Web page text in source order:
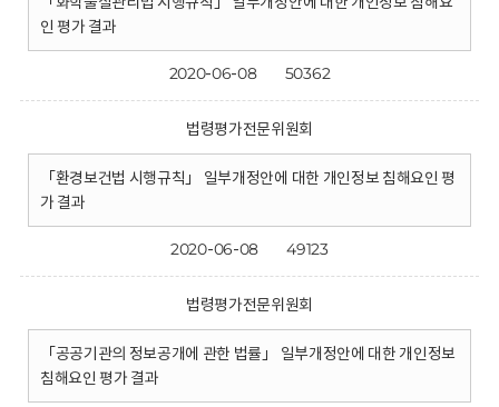
인 평가 결과
2020-06-08 50362
법령평가전문위원회
「환경보건법 시행규칙」 일부개정안에 대한 개인정보 침해요인 평
가 결과
2020-06-08 49123
법령평가전문위원회
「공공기관의 정보공개에 관한 법률」 일부개정안에 대한 개인정보
침해요인 평가 결과